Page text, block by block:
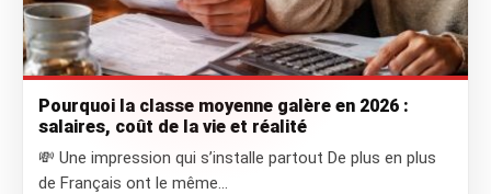
Pourquoi la classe moyenne galère en 2026 :
salaires, coût de la vie et réalité
💸 Une impression qui s’installe partout De plus en plus
de Français ont le même…